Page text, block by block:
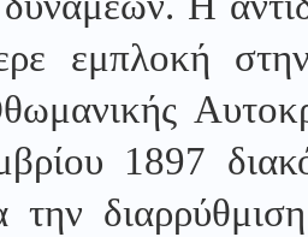
εμπλοκή
1897
την